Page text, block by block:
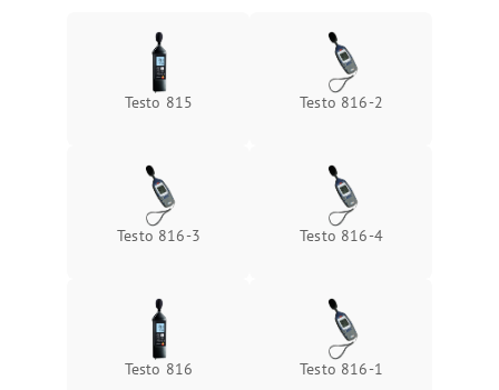
Testo 815 Testo 816-2
Testo 816-3 Testo 816-4
Testo 816 Testo 816-1